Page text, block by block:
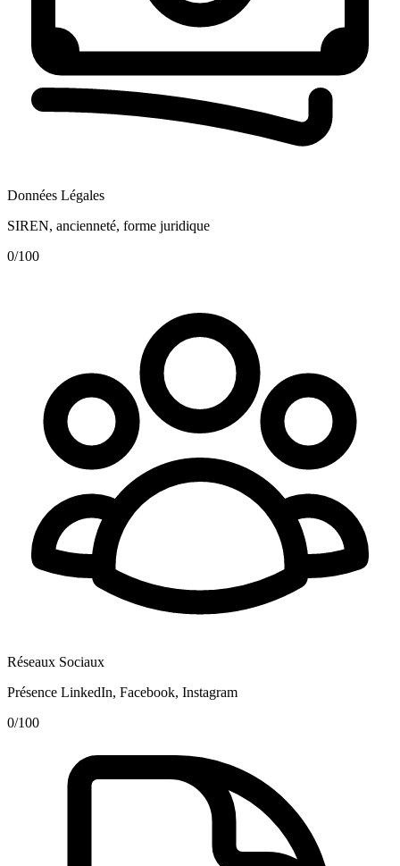
Données Légales
SIREN, ancienneté, forme juridique
0/100
Réseaux Sociaux
Présence LinkedIn, Facebook, Instagram
0/100